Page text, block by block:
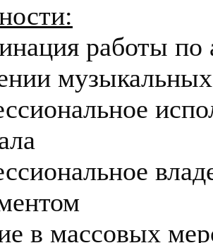
работы
в массовых